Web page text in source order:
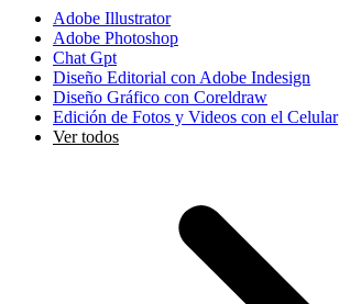
Adobe Illustrator
Adobe Photoshop
Chat Gpt
Diseño Editorial con Adobe Indesign
Diseño Gráfico con Coreldraw
Edición de Fotos y Videos con el Celular
Ver todos